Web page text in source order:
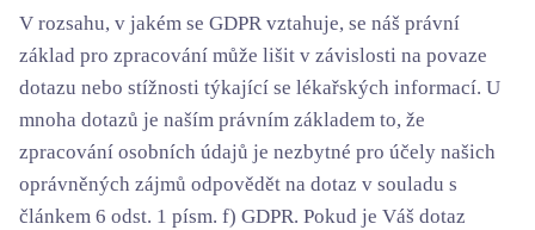
V rozsahu, v jakém se GDPR vztahuje, se náš právní
základ pro zpracování může lišit v závislosti na povaze
dotazu nebo stížnosti týkající se lékařských informací. U
mnoha dotazů je naším právním základem to, že
zpracování osobních údajů je nezbytné pro účely našich
oprávněných zájmů odpovědět na dotaz v souladu s
článkem 6 odst. 1 písm. f) GDPR. Pokud je Váš dotaz